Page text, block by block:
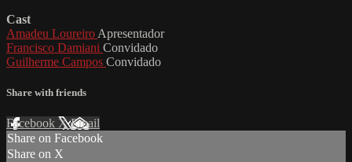
Cast
Amadeu Loureiro Apresentador
Francisco Damiani Convidado
Guilherme Campos Convidado
Share with friends
Facebook XEmail
Share on Facebook
Share on X